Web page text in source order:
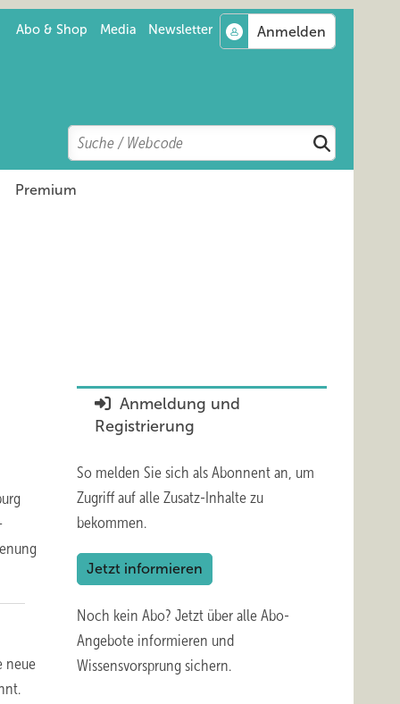
Abo & Shop Media Newsletter
Search
Suchen
Premium
neue
Anmeldung und
Registrierung
So melden Sie sich als Abonnent an, um
Zugriff auf alle Zusatz-Inhalte zu
bekommen.
Jetzt informieren
Noch kein Abo? Jetzt über alle Abo-
Angebote informieren und
Wissensvorsprung sichern.